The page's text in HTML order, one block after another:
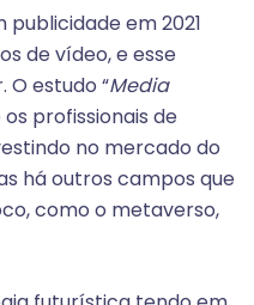
em 2021
de vídeo, e esse
estudo “Media
os profissionais de
no mercado do
há outros campos que
como o metaverso,